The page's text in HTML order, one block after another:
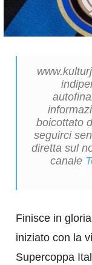
boicottato
seguirci
diretta sul
canale
Finisce in
iniziato con la
Supercoppa